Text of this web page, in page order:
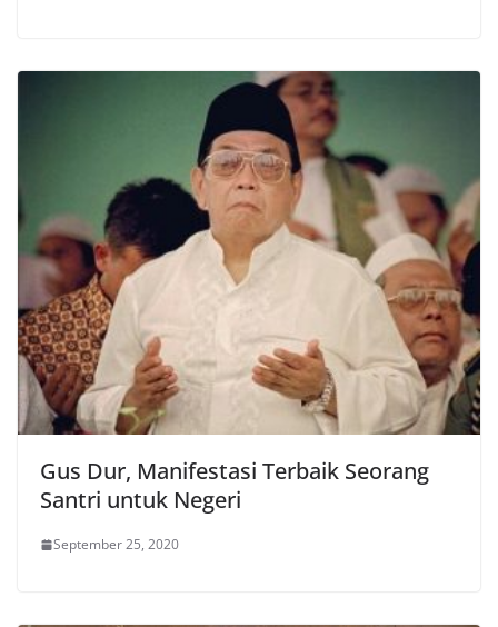
Gus Dur, Manifestasi Terbaik Seorang
Santri untuk Negeri
September 25, 2020